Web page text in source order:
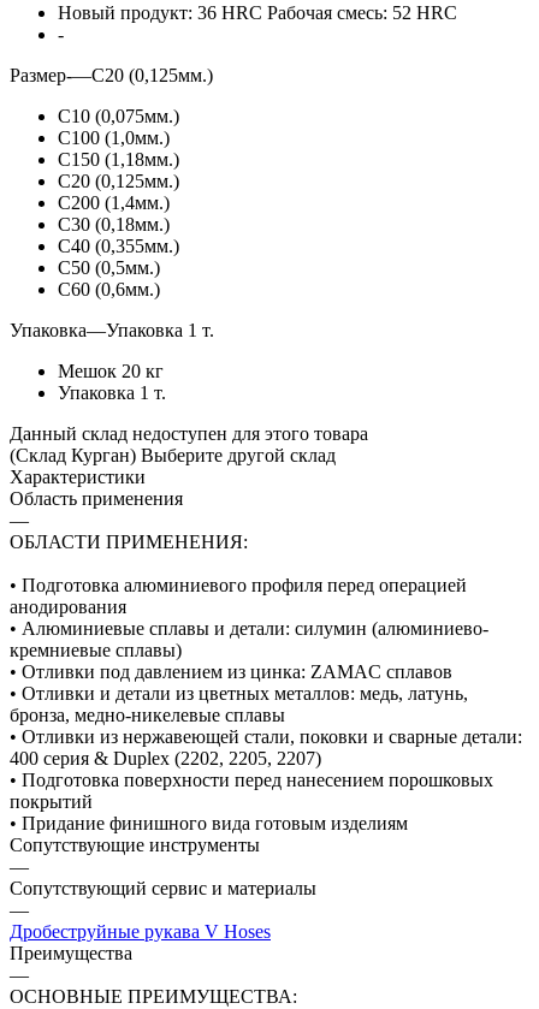
Новый продукт: 36 HRC Рабочая смесь: 52 HRC
-
Размер-—С20 (0,125мм.)
С10 (0,075мм.)
С100 (1,0мм.)
С150 (1,18мм.)
С20 (0,125мм.)
С200 (1,4мм.)
С30 (0,18мм.)
С40 (0,355мм.)
С50 (0,5мм.)
С60 (0,6мм.)
Упаковка—Упаковка 1 т.
Мешок 20 кг
Упаковка 1 т.
Данный склад недоступен для этого товара
(Склад Курган) Выберите другой склад
Характеристики
Область применения
—
ОБЛАСТИ ПРИМЕНЕНИЯ:
• Подготовка алюминиевого профиля перед операцией
анодирования
• Алюминиевые сплавы и детали: силумин (алюминиево-
кремниевые сплавы)
• Отливки под давлением из цинка: ZAMAC сплавов
• Отливки и детали из цветных металлов: медь, латунь,
бронза, медно-никелевые сплавы
• Отливки из нержавеющей стали, поковки и сварные детали:
400 серия & Duplex (2202, 2205, 2207)
• Подготовка поверхности перед нанесением порошковых
покрытий
• Придание финишного вида готовым изделиям
Сопутствующие инструменты
—
Сопутствующий сервис и материалы
—
Дробеструйные рукава V Hoses
Преимущества
—
ОСНОВНЫЕ ПРЕИМУЩЕСТВА: